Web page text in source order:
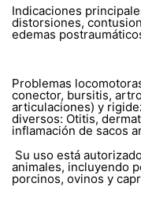
Indicaciones
distorsiones,
edemas
Problemas
conector, bursitis,
articulaciones) y
diversos: Otitis,
inflamación de sacos
Su uso está
animales, incluyendo
porcinos, ovinos y